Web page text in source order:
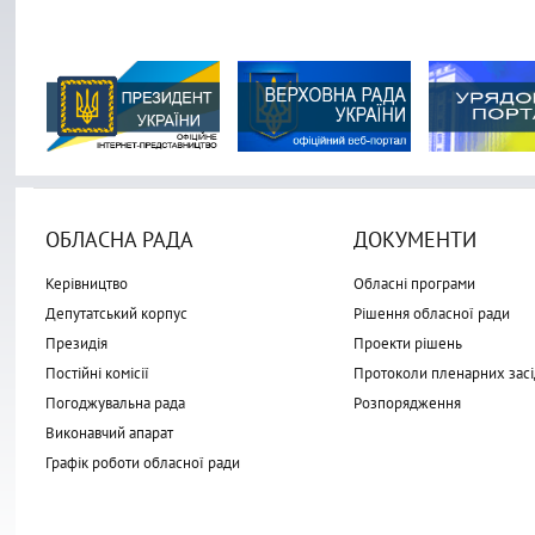
ОБЛАСНА РАДА
Керівництво
Депутатський корпус
Президія
Постійні комісії
Погоджувальна рада
Виконавчий апарат
Графік роботи обласної ради
ДОКУМЕНТИ
Обласні програми
Рішення обласної ради
Проекти рішень
Протоколи пленарних
Розпорядження